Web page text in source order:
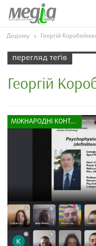
Додому Георгій
перегляд теґів
Георгій
МІЖНАРОДНІ КОНТАКТИ